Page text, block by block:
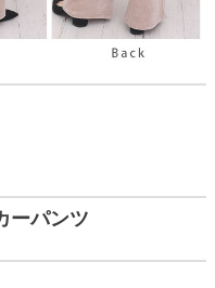
ーパンツ